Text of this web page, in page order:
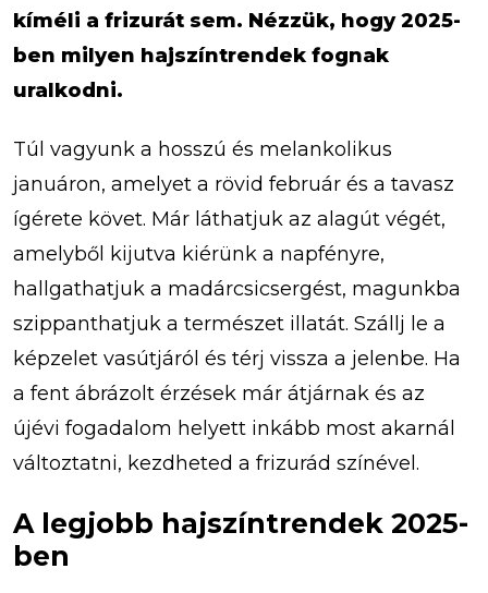
kíméli a frizurát sem. Nézzük, hogy 2025-
ben milyen hajszíntrendek fognak
uralkodni.
Túl vagyunk a hosszú és melankolikus
januáron, amelyet a rövid február és a tavasz
ígérete követ. Már láthatjuk az alagút végét,
amelyből kijutva kiérünk a napfényre,
hallgathatjuk a madárcsicsergést, magunkba
szippanthatjuk a természet illatát. Szállj le a
képzelet vasútjáról és térj vissza a jelenbe. Ha
a fent ábrázolt érzések már átjárnak és az
újévi fogadalom helyett inkább most akarnál
változtatni, kezdheted a frizurád színével.
A legjobb hajszíntrendek 2025-
ben